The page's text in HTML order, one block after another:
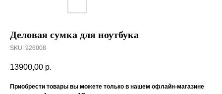
Деловая сумка для ноутбука
SKU: 926008
13900,00 р.
Приобрести товары вы можете только в нашем офлайн-магазине